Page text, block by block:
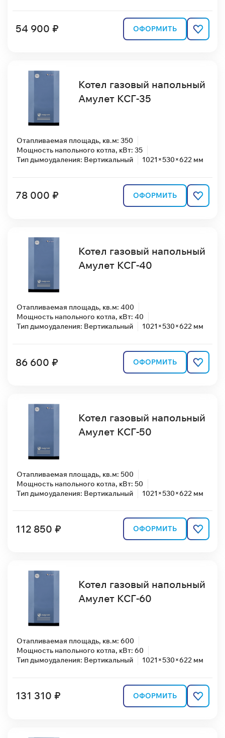
54 900 ₽ ОФОРМИТЬ
Котел газовый напольный
Амулет КСГ-35
Отапливаемая площадь, кв.м: 350
Мощность напольного котла, кВт: 35
Тип дымоудаления: Вертикальный
1021×530×622 мм
78 000 ₽ ОФОРМИТЬ
Котел газовый напольный
Амулет КСГ-40
Отапливаемая площадь, кв.м: 400
Мощность напольного котла, кВт: 40
Тип дымоудаления: Вертикальный
1021×530×622 мм
86 600 ₽ ОФОРМИТЬ
Котел газовый напольный
Амулет КСГ-50
Отапливаемая площадь, кв.м: 500
Мощность напольного котла, кВт: 50
Тип дымоудаления: Вертикальный
1021×530×622 мм
112 850 ₽ ОФОРМИТЬ
Котел газовый напольный
Амулет КСГ-60
Отапливаемая площадь, кв.м: 600
Мощность напольного котла, кВт: 60
Тип дымоудаления: Вертикальный
1021×530×622 мм
131 310 ₽ ОФОРМИТЬ